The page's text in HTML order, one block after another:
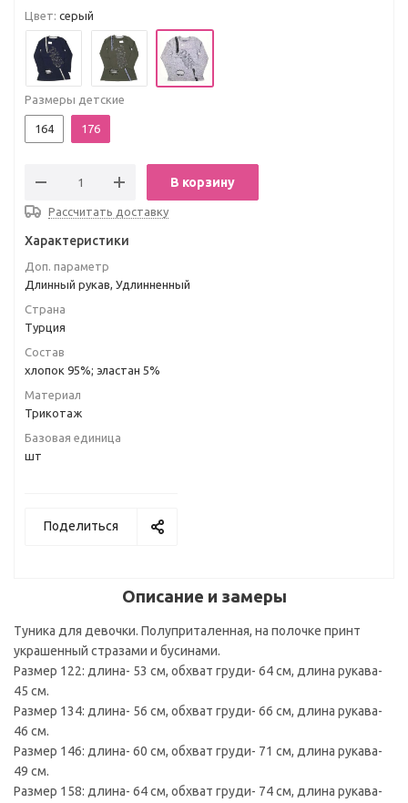
Цвет: серый
Размеры детские
164 176
В корзину
Рассчитать доставку
Характеристики
Доп. параметр
Длинный рукав, Удлинненный
Страна
Турция
Состав
хлопок 95%; эластан 5%
Материал
Трикотаж
Базовая единица
шт
Поделиться
Описание и замеры
Туника для девочки. Полуприталенная, на полочке принт
украшенный стразами и бусинами.
Размер 122: длина- 53 см, обхват груди- 64 см, длина рукава-
45 см.
Размер 134: длина- 56 см, обхват груди- 66 см, длина рукава-
46 см.
Размер 146: длина- 60 см, обхват груди- 71 см, длина рукава-
49 см.
Размер 158: длина- 64 см, обхват груди- 74 см, длина рукава-